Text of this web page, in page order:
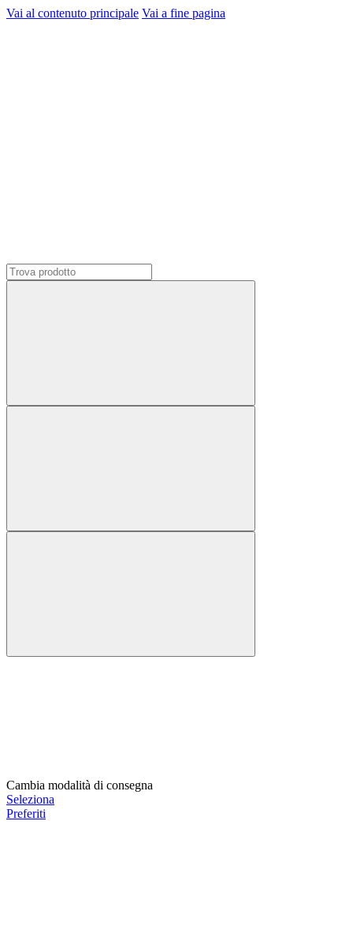
Vai al contenuto principale Vai a fine pagina
Cambia modalità di consegna
Seleziona
Preferiti